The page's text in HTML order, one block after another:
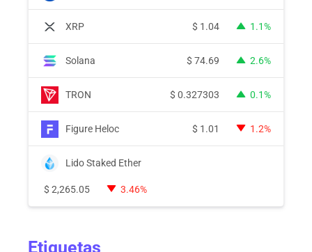
XRP $ 1.04 1.1%
Solana $ 74.69 2.6%
TRON $ 0.327303 0.1%
Figure Heloc $ 1.01 1.2%
Lido Staked Ether
$ 2,265.05 3.46%
Etiquetas